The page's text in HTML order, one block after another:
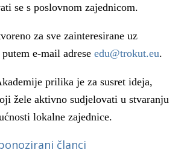
se s poslovnom zajednicom.
za sve zainteresirane uz
e-mail adrese edu@trokut.eu.
prilika je za susret ideja,
žele aktivno sudjelovati u stvaranju
lokalne zajednice.
članci